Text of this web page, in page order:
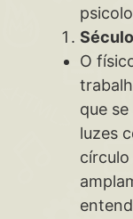
O
que
luzes